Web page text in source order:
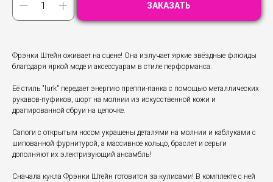
ЗАКАЗАТЬ
Фрэнки Штейн оживает на сцене! Она излучает яркие звёздные флюиды
благодаря яркой моде и аксессуарам в стиле перформанса.
Её стиль "lurk" передает энергию преппи-панка с помощью металлических
рукавов-пуфиков, шорт на молнии из искусственной кожи и
драпированной сбруи на цепочке.
Сапоги с открытым носом украшены деталями на молнии и каблуками с
шипованной фурнитурой, а массивное кольцо, браслет и серьги
дополняют их электризующий ансамбль!
Сначала кукла Фрэнки Штейн готовится за кулисами! В комплекте с ней